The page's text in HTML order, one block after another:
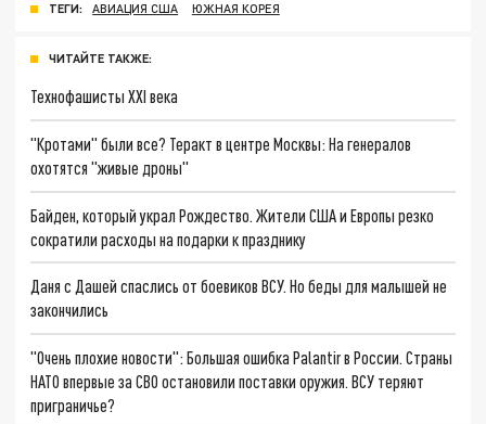
ТЕГИ: АВИАЦИЯ США ЮЖНАЯ КОРЕЯ
ЧИТАЙТЕ ТАКЖЕ:
Технофашисты XXI века
"Кротами" были все? Теракт в центре Москвы: На генералов
охотятся "живые дроны"
Байден, который украл Рождество. Жители США и Европы резко
сократили расходы на подарки к празднику
Даня с Дашей спаслись от боевиков ВСУ. Но беды для малышей не
закончились
"Очень плохие новости": Большая ошибка Palantir в России. Страны
НАТО впервые за СВО остановили поставки оружия. ВСУ теряют
приграничье?